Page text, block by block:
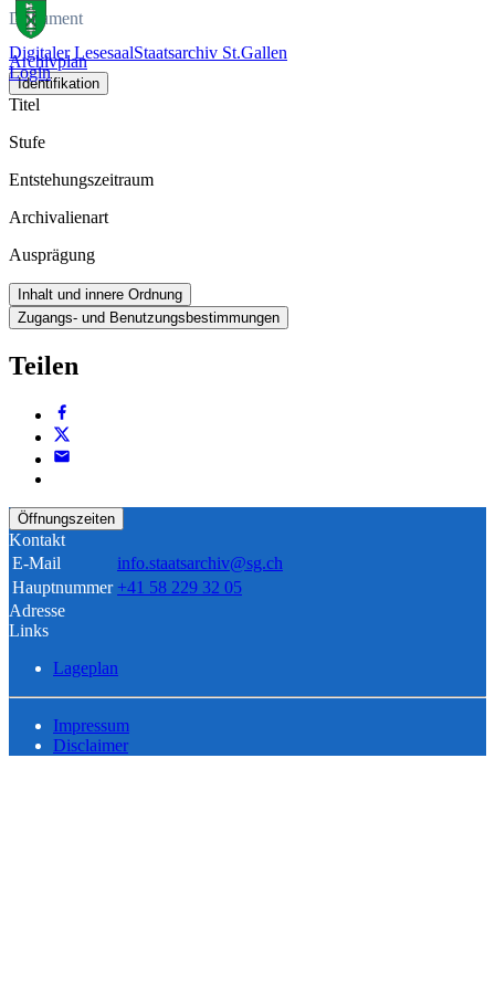
Digitaler LesesaalStaatsarchiv St.Gallen
Login
Dokument
Archivplan
Identifikation
Titel
Stufe
Entstehungszeitraum
Archivalienart
Ausprägung
Inhalt und innere Ordnung
Zugangs- und Benutzungsbestimmungen
Teilen
Öffnungszeiten
Kontakt
E-Mail
info.staatsarchiv@sg.ch
Hauptnummer +41 58 229 32 05
Adresse
Links
Lageplan
Impressum
Disclaimer